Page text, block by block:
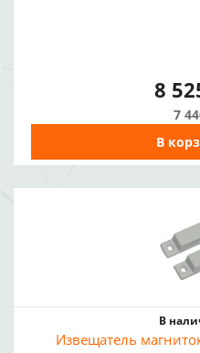
8
7
В
В
Извещатель